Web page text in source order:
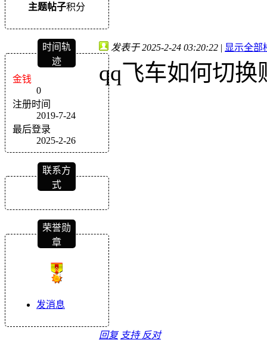
主题帖子积分
时间轨
迹
金钱
0
注册时间
2019-7-24
最后登录
2025-2-26
联系方
式
荣誉勋
章
发消息
发表于 2025-2-24 03:20:22 | 显示全部
qq飞车如何切换
回复 支持 反对